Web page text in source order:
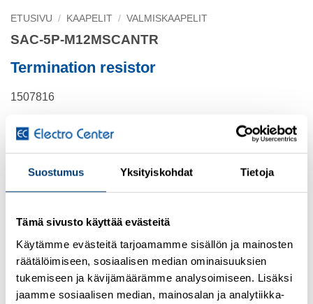
Suostumus Yksityiskohdat Tietoja
Tämä sivusto käyttää evästeitä
Käytämme evästeitä tarjoamamme sisällön ja mainosten
räätälöimiseen, sosiaalisen median ominaisuuksien
tukemiseen ja kävijämäärämme analysoimiseen. Lisäksi
jaamme sosiaalisen median, mainosalan ja analytiikka-
ETUSIVU / KAAPELIT / VALMISKAAPELIT
SAC-5P-M12MSCANTR
Termination resistor
1507816
Kirjaudu sisään nähdäksesi hinnat ja käyttääksesi
verkkokauppaa
Terminating resistor CANopen®/DeviceNet™ M12
Lisätietoja tuotteesta
Osasto: Valmiskaapelit